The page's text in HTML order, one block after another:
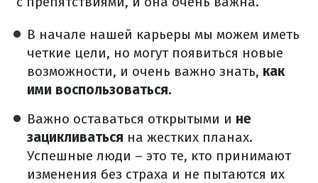
В начале нашей карьеры мы можем иметь
четкие цели, но могут появиться новые
возможности, и очень важно знать, как
ими воспользоваться.
Важно оставаться открытыми и не
зацикливаться на жестких планах.
Успешные люди – это те, кто принимают
изменения без страха и не пытаются их